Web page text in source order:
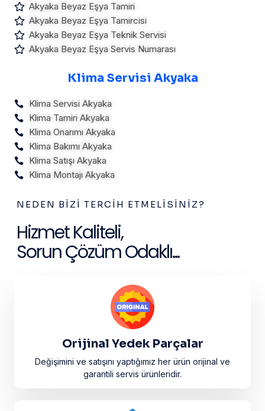
Akyaka Beyaz Eşya Tamiri
Akyaka Beyaz Eşya Tamircisi
Akyaka Beyaz Eşya Teknik Servisi
Akyaka Beyaz Eşya Servis Numarası
Klima Servisi Akyaka
Klima Servisi Akyaka
Klima Tamiri Akyaka
Klima Onarımı Akyaka
Klima Bakımı Akyaka
Klima Satışı Akyaka
Klima Montajı Akyaka
NEDEN BIZI TERCIH ETMELISINIZ?
Hizmet Kaliteli,
Sorun Çözüm Odaklı...
Orijinal Yedek Parçalar
Değişimini ve satışını yaptığımız her ürün orijinal ve
garantili servis ürünleridir.​